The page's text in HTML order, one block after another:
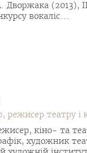
Дворжака (2013),
вокаліс...
театру і
кіно- та
художник